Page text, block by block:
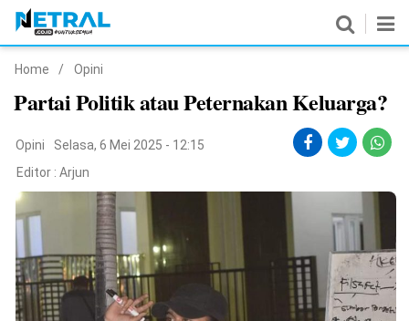
Pemerintahan
Politik
Hukrim
Pendidikan
Home / Opini
Partai Politik atau Peternakan Keluarga?
Opini
Selasa, 6 Mei 2025 - 12:15
Editor : Arjun